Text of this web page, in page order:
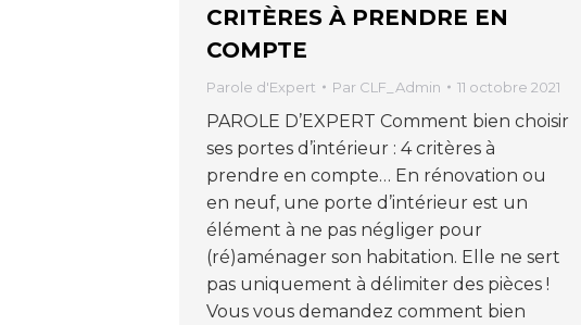
CRITÈRES À PRENDRE EN
COMPTE
Parole d'Expert Par CLF_Admin 11 octobre 2021
PAROLE D’EXPERT Comment bien choisir
ses portes d’intérieur : 4 critères à
prendre en compte… En rénovation ou
en neuf, une porte d’intérieur est un
élément à ne pas négliger pour
(ré)aménager son habitation. Elle ne sert
pas uniquement à délimiter des pièces !
Vous vous demandez comment bien